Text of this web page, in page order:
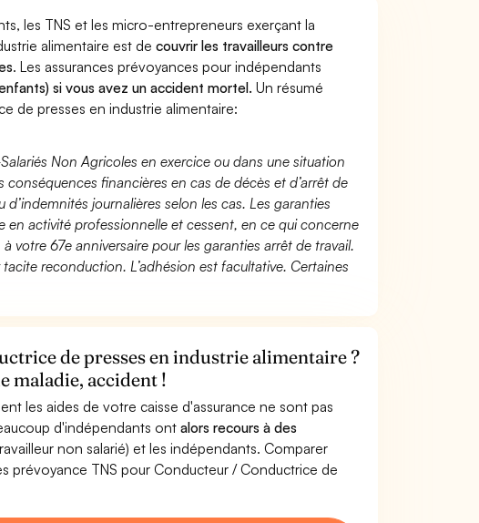
les TNS et les micro-entrepreneurs exerçant la
alimentaire est decouvrir les travailleurs contre
. Les assurances prévoyances pour indépendants
si vous avez un accident mortel. Un résumé
de presses en industrie alimentaire:
Non Agricoles en exercice ou dans une situation
financières en cas de décès et d’arrêt de
journalières selon les cas. Les garanties
en activité professionnelle et cessent, en ce qui concerne
votre 67e anniversaire pour les garanties arrêt de travail.
reconduction. L’adhésion est facultative. Certaines
de presses en industrie alimentaire ?
maladie, accident !
les aides de votre caisse d'assurance ne sont pas
d'indépendants ont alors recours à des
non salarié) et les indépendants. Comparer
prévoyance TNS pour Conducteur / Conductrice de